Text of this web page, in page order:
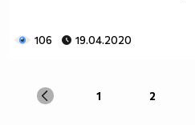
106 19.04.2020
1 2